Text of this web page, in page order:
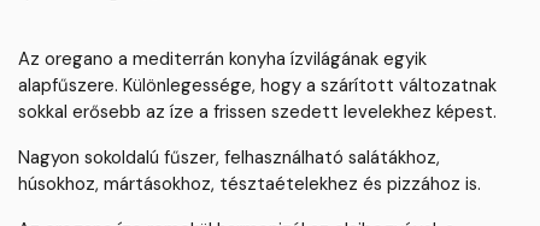
Az oregano a mediterrán konyha ízvilágának egyik
alapfűszere. Különlegessége, hogy a szárított változatnak
sokkal erősebb az íze a frissen szedett levelekhez képest.
Nagyon sokoldalú fűszer, felhasználható salátákhoz,
húsokhoz, mártásokhoz, tésztaételekhez és pizzához is.